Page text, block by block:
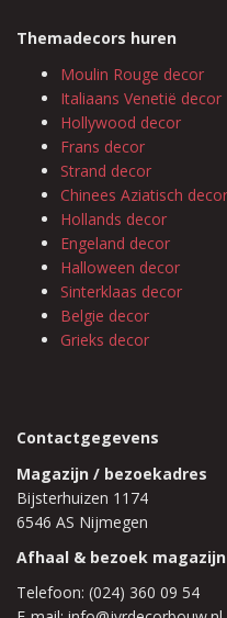
Themadecors huren
Moulin Rouge decor
Italiaans Venetië decor
Hollywood decor
Frans decor
Strand decor
Chinees Aziatisch decor
Hollands decor
Engeland decor
Halloween decor
Sinterklaas decor
Belgie decor
Grieks decor
Contactgegevens
Magazijn / bezoekadres
Bijsterhuizen 1174
6546 AS Nijmegen
Afhaal & bezoek
Telefoon: (024) 360 09 54